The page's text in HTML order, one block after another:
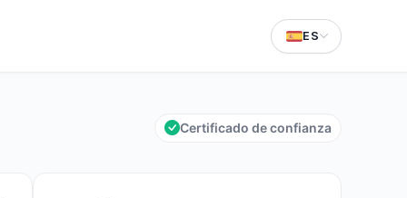
ES
Certificado de confianza